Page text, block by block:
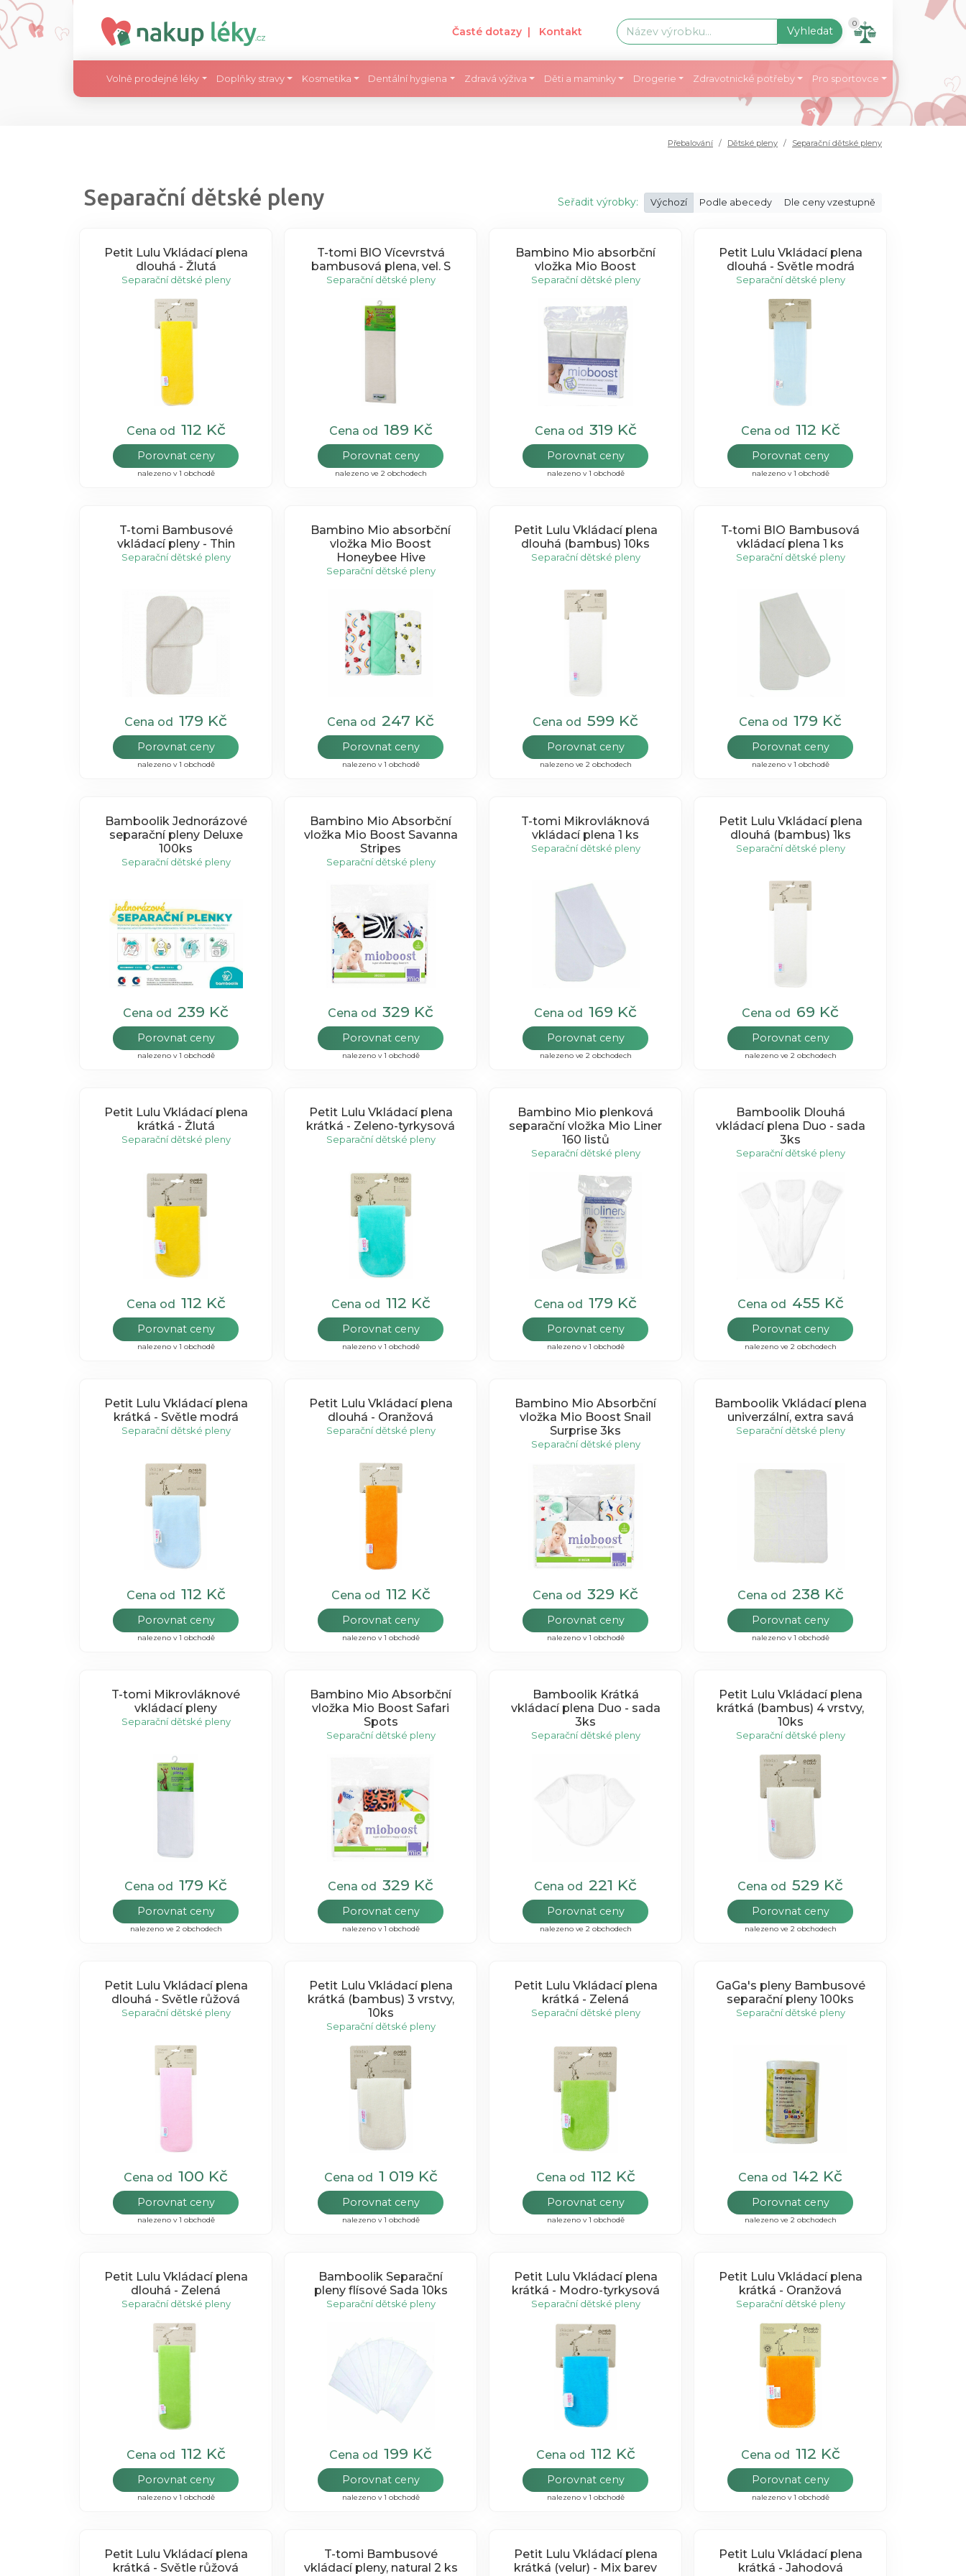
Časté dotazy | Kontakt Vyhledat
0
Volně prodejné léky Doplňky stravy Kosmetika Dentální hygiena Zdravá výživa Děti a maminky Drogerie Zdravotnické potřeby Pro sportovce
Přebalování Dětské pleny Separační dětské pleny
Separační dětské pleny Seřadit výrobky: Výchozí Podle abecedy Dle ceny vzestupně
Petit Lulu Vkládací plena
dlouhá - Žlutá
Separační dětské pleny
Cena od 112 Kč
Porovnat ceny
nalezeno v 1 obchodě
T-tomi BIO Vícevrstvá
bambusová plena, vel. S
Separační dětské pleny
Cena od 189 Kč
Porovnat ceny
nalezeno ve 2 obchodech
Bambino Mio absorbční
vložka Mio Boost
Separační dětské pleny
Cena od 319 Kč
Porovnat ceny
nalezeno v 1 obchodě
Petit Lulu Vkládací plena
dlouhá - Světle modrá
Separační dětské pleny
Cena od 112 Kč
Porovnat ceny
nalezeno v 1 obchodě
T-tomi Bambusové
vkládací pleny - Thin
Separační dětské pleny
Cena od 179 Kč
Porovnat ceny
nalezeno v 1 obchodě
Bambino Mio absorbční
vložka Mio Boost
Honeybee Hive
Separační dětské pleny
Cena od 247 Kč
Porovnat ceny
nalezeno v 1 obchodě
Petit Lulu Vkládací plena
dlouhá (bambus) 10ks
Separační dětské pleny
Cena od 599 Kč
Porovnat ceny
nalezeno ve 2 obchodech
T-tomi BIO Bambusová
vkládací plena 1 ks
Separační dětské pleny
Cena od 179 Kč
Porovnat ceny
nalezeno v 1 obchodě
Bamboolik Jednorázové
separační pleny Deluxe
100ks
Separační dětské pleny
Cena od 239 Kč
Porovnat ceny
nalezeno v 1 obchodě
Bambino Mio Absorbční
vložka Mio Boost Savanna
Stripes
Separační dětské pleny
Cena od 329 Kč
Porovnat ceny
nalezeno v 1 obchodě
T-tomi Mikrovláknová
vkládací plena 1 ks
Separační dětské pleny
Cena od 169 Kč
Porovnat ceny
nalezeno ve 2 obchodech
Petit Lulu Vkládací plena
dlouhá (bambus) 1ks
Separační dětské pleny
Cena od 69 Kč
Porovnat ceny
nalezeno ve 2 obchodech
Petit Lulu Vkládací plena
krátká - Žlutá
Separační dětské pleny
Cena od 112 Kč
Porovnat ceny
nalezeno v 1 obchodě
Petit Lulu Vkládací plena
krátká - Zeleno-tyrkysová
Separační dětské pleny
Cena od 112 Kč
Porovnat ceny
nalezeno v 1 obchodě
Bambino Mio plenková
separační vložka Mio Liner
160 listů
Separační dětské pleny
Cena od 179 Kč
Porovnat ceny
nalezeno v 1 obchodě
Bamboolik Dlouhá
vkládací plena Duo - sada
3ks
Separační dětské pleny
Cena od 455 Kč
Porovnat ceny
nalezeno ve 2 obchodech
Petit Lulu Vkládací plena
krátká - Světle modrá
Separační dětské pleny
Cena od 112 Kč
Porovnat ceny
nalezeno v 1 obchodě
Petit Lulu Vkládací plena
dlouhá - Oranžová
Separační dětské pleny
Cena od 112 Kč
Porovnat ceny
nalezeno v 1 obchodě
Bambino Mio Absorbční
vložka Mio Boost Snail
Surprise 3ks
Separační dětské pleny
Cena od 329 Kč
Porovnat ceny
nalezeno v 1 obchodě
Bamboolik Vkládací plena
univerzální, extra savá
Separační dětské pleny
Cena od 238 Kč
Porovnat ceny
nalezeno v 1 obchodě
T-tomi Mikrovláknové
vkládací pleny
Separační dětské pleny
Cena od 179 Kč
Porovnat ceny
nalezeno ve 2 obchodech
Bambino Mio Absorbční
vložka Mio Boost Safari
Spots
Separační dětské pleny
Cena od 329 Kč
Porovnat ceny
nalezeno v 1 obchodě
Bamboolik Krátká
vkládací plena Duo - sada
3ks
Separační dětské pleny
Cena od 221 Kč
Porovnat ceny
nalezeno ve 2 obchodech
Petit Lulu Vkládací plena
krátká (bambus) 4 vrstvy,
10ks
Separační dětské pleny
Cena od 529 Kč
Porovnat ceny
nalezeno ve 2 obchodech
Petit Lulu Vkládací plena
dlouhá - Světle růžová
Separační dětské pleny
Cena od 100 Kč
Porovnat ceny
nalezeno v 1 obchodě
Petit Lulu Vkládací plena
krátká (bambus) 3 vrstvy,
10ks
Separační dětské pleny
Cena od 1 019 Kč
Porovnat ceny
nalezeno v 1 obchodě
Petit Lulu Vkládací plena
krátká - Zelená
Separační dětské pleny
Cena od 112 Kč
Porovnat ceny
nalezeno v 1 obchodě
GaGa's pleny Bambusové
separační pleny 100ks
Separační dětské pleny
Cena od 142 Kč
Porovnat ceny
nalezeno ve 2 obchodech
Petit Lulu Vkládací plena
dlouhá - Zelená
Separační dětské pleny
Cena od 112 Kč
Porovnat ceny
nalezeno v 1 obchodě
Bamboolik Separační
pleny flísové Sada 10ks
Separační dětské pleny
Cena od 199 Kč
Porovnat ceny
nalezeno v 1 obchodě
Petit Lulu Vkládací plena
krátká - Modro-tyrkysová
Separační dětské pleny
Cena od 112 Kč
Porovnat ceny
nalezeno v 1 obchodě
Petit Lulu Vkládací plena
krátká - Oranžová
Separační dětské pleny
Cena od 112 Kč
Porovnat ceny
nalezeno v 1 obchodě
Petit Lulu Vkládací plena
krátká - Světle růžová
T-tomi Bambusové
vkládací pleny, natural 2 ks
Petit Lulu Vkládací plena
krátká (velur) - Mix barev
Petit Lulu Vkládací plena
krátká - Jahodová